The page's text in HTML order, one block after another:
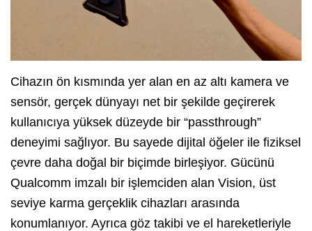
Cihazın ön kısmında yer alan en az altı kamera ve
sensör, gerçek dünyayı net bir şekilde geçirerek
kullanıcıya yüksek düzeyde bir “passthrough”
deneyimi sağlıyor. Bu sayede dijital öğeler ile fiziksel
çevre daha doğal bir biçimde birleşiyor. Gücünü
Qualcomm imzalı bir işlemciden alan Vision, üst
seviye karma gerçeklik cihazları arasında
konumlanıyor. Ayrıca göz takibi ve el hareketleriyle